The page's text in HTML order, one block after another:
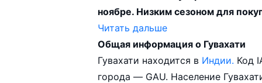
ноябре. Низким сезоном для
Читать дальше
Город Гувахати обслуживается
Гувахати выполняются 6 авиакомпаниями. Больше всего
Общая информация о Гувахати
Гувахати находится в Индии. Код
города — GAU. Население Гувахати составляет приблизительно 1 176 000